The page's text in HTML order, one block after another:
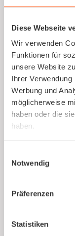
Diese Webseite
Wir verwenden
Funktionen für
unsere Website
Ihrer
Werbung und
möglicherweise
haben oder die
haben.
Notwendig
Präferenzen
Statistiken
Durchführung
lassen.
Mehr
Du bist
für